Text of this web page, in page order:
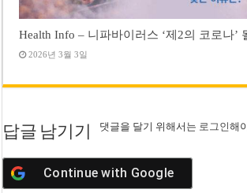
Health Info – 니파바이러스 ‘제2의 코로나’
2026년 3월 3일
답글 남기기 댓글을 달기 위해서는 로그인해
Continue with Google